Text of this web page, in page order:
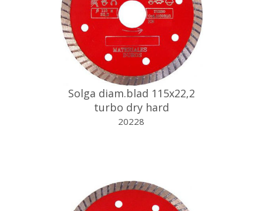
Solga diam.blad 115x22,2
turbo dry hard
20228